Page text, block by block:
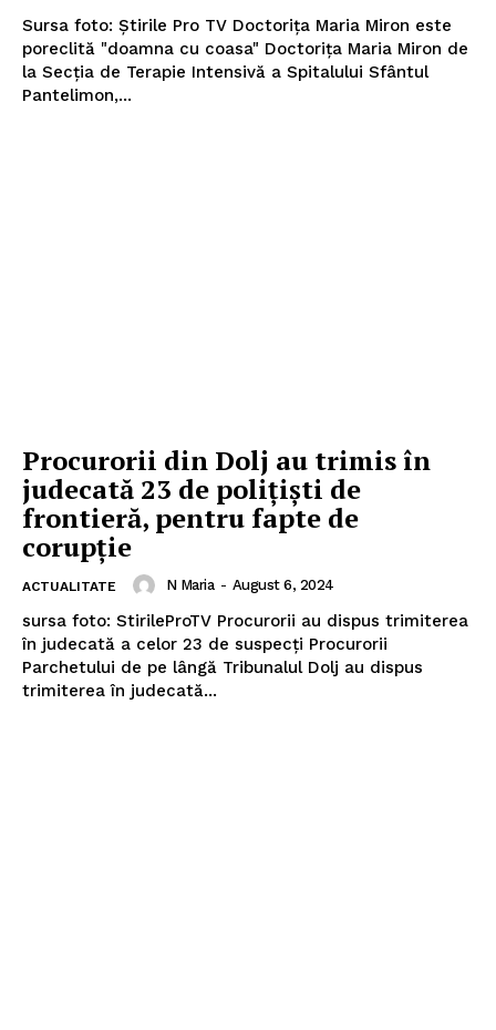
Sursa foto: Ştirile Pro TV Doctoriţa Maria Miron este
poreclită "doamna cu coasa" Doctoriţa Maria Miron de
la Secţia de Terapie Intensivă a Spitalului Sfântul
Pantelimon,...
Procurorii din Dolj au trimis în
judecată 23 de polițiști de
frontieră, pentru fapte de
corupție
ACTUALITATE N Maria - August 6, 2024
sursa foto: StirileProTV Procurorii au dispus trimiterea
în judecată a celor 23 de suspecți Procurorii
Parchetului de pe lângă Tribunalul Dolj au dispus
trimiterea în judecată...